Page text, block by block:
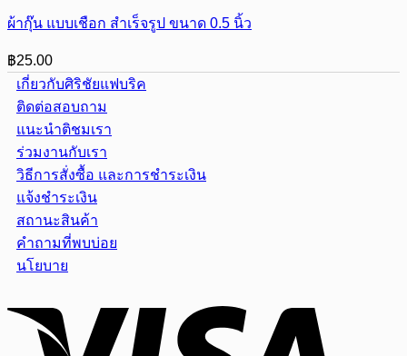
ผ้ากุ๊น แบบเชือก สำเร็จรูป ขนาด 0.5 นิ้ว
฿25.00
เกี่ยวกับศิริชัยแฟบริค
ติดต่อสอบถาม
แนะนำติชมเรา
ร่วมงานกับเรา
วิธีการสั่งซื้อ และการชำระเงิน
แจ้งชำระเงิน
สถานะสินค้า
คำถามที่พบบ่อย
นโยบาย